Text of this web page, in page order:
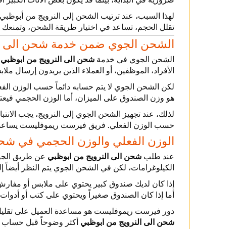
لهذا السبب، عند ترتيب الشحن إلى النرويج من
تقلل الحجم، تساعد في اختيار طريقة الشحن،
الشحن الجوي ضمن خدمة شحن الى
الشحن الجوي في خدمةشحن الى النرويج من ابوظبي
الأفراد، الموظفين، أو العملاء الذين يريدون
لكن الشحن الجوي لا يتم حسابه دائماً حسب الوزن
هو وزن الصندوق على الميزان، أما الوزن الحجمي
لذلك، عند تجهيز الشحن الجوي إلى النرويج، يجب
حسب الوزن الفعلي. فريق فيرست ريموفليست يساعد
الوزن الفعلي والوزن الحجمي في
عند طلبشحن الى النرويج من ابوظبي عن طريق
الكيلوغرامات، لكن في الشحن الجوي يتم النظر أيضاً
إذا كان لديك صندوق كبير يحتوي على ملابس أو
أما إذا كان الصندوق صغيراً ويحتوي على كتب أو أدوات
دور فيرست ريموفليست هو مساعدة العميل على تقليل
شحن الى النرويج من ابوظبي أكثر وضوحاً قبل حساب